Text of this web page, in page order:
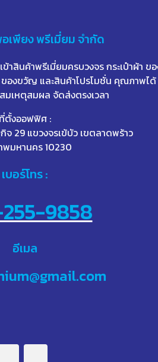
เพียง พรีเมี่ยม จำกัด
ข้าสินค้าพรีเมี่ยมครบวงจร กระเป๋าผ้า ข
ของขวัญ และสินค้าโปรโมชั่น คุณภาพได้
มเหตุสมผล จัดส่งตรงเวลา
ที่ตั้งออฟฟิศ :
จ 29 แขวงจรเข้บัว เขตลาดพร้าว
พมหานคร 10230
เบอร์โทร :
9858
อีเมล